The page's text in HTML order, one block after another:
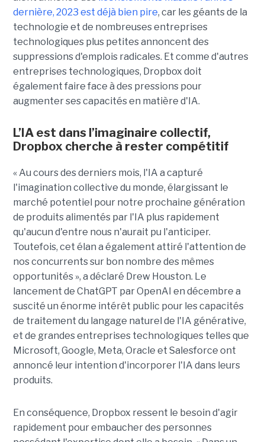
dernière, 2023 est déjà bien pire, car les géants de la
technologie et de nombreuses entreprises
technologiques plus petites annoncent des
suppressions d'emplois radicales. Et comme d'autres
entreprises technologiques, Dropbox doit
également faire face à des pressions pour
augmenter ses capacités en matière d'IA.
L’IA est dans l’imaginaire collectif,
Dropbox cherche à rester compétitif
« Au cours des derniers mois, l'IA a capturé
l'imagination collective du monde, élargissant le
marché potentiel pour notre prochaine génération
de produits alimentés par l'IA plus rapidement
qu'aucun d'entre nous n'aurait pu l'anticiper.
Toutefois, cet élan a également attiré l'attention de
nos concurrents sur bon nombre des mêmes
opportunités », a déclaré Drew Houston. Le
lancement de ChatGPT par OpenAI en décembre a
suscité un énorme intérêt public pour les capacités
de traitement du langage naturel de l'IA générative,
et de grandes entreprises technologiques telles que
Microsoft, Google, Meta, Oracle et Salesforce ont
annoncé leur intention d'incorporer l'IA dans leurs
produits.
En conséquence, Dropbox ressent le besoin d'agir
rapidement pour embaucher des personnes